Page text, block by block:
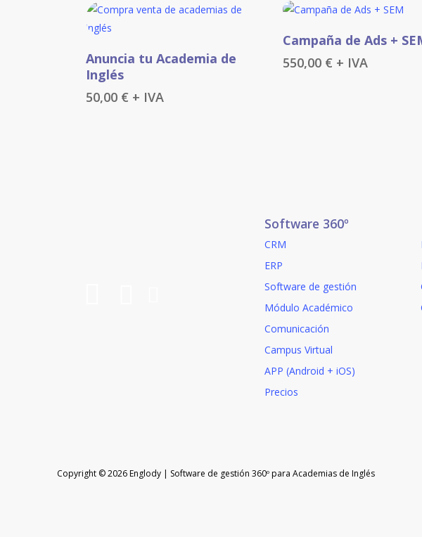
Añadir Al Carrito
Anuncia tu Academia de
Inglés
50,00 € + IVA
Añadir Al Carrito
Campaña de Ads +
550,00 € + IVA
Software 360º
CRM
ERP
Software de gestión
Módulo Académico
Comunicación
Campus Virtual
APP (Android + iOS)
Precios
Copyright © 2026 Englody | Software de gestión 360º para Academias de Inglés